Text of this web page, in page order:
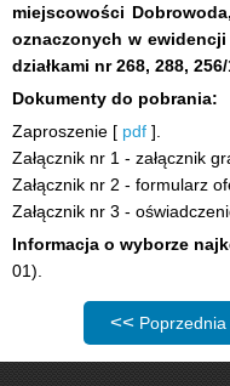
miejscowości
oznaczonych w
działkami nr 268, 288,
Dokumenty do pobrania:
Zaproszenie [ pdf ].
Załącznik nr 1 - załącznik
Załącznik nr 2 - formularz
Załącznik nr 3 -
Informacja o wyborze
01).
Poprzednia
Poprzednia